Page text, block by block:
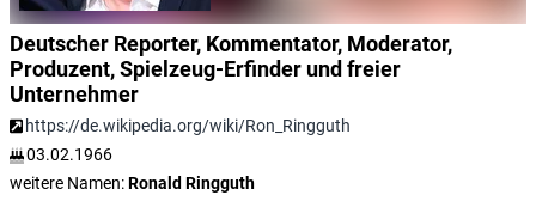
Deutscher Reporter, Kommentator, Moderator,
Produzent, Spielzeug-Erfinder und freier
Unternehmer
https://de.wikipedia.org/wiki/Ron_Ringguth
03.02.1966
weitere Namen:Ronald Ringguth